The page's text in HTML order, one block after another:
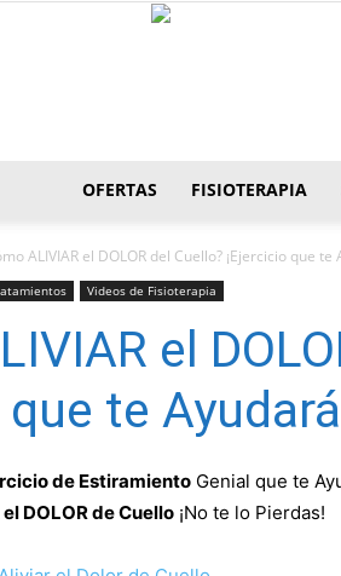
OFERTAS FISIOTERAPIA
ALIVIAR el DOLOR del Cuello? ¡Ejercicio que te
Videos de Fisioterapia
el
que te
de Estiramiento Genial que te
DOLOR de Cuello ¡No te lo Pierdas!